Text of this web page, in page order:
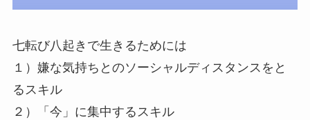
七転び八起きで生きるためには
１）嫌な気持ちとのソーシャルディスタンスをと
るスキル
２）「今」に集中するスキル